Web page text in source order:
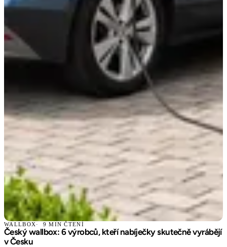
WALLBOX 9 MIN ČTENÍ
Český wallbox: 6 výrobců, kteří nabíječky skutečně vyrábějí
v Česku